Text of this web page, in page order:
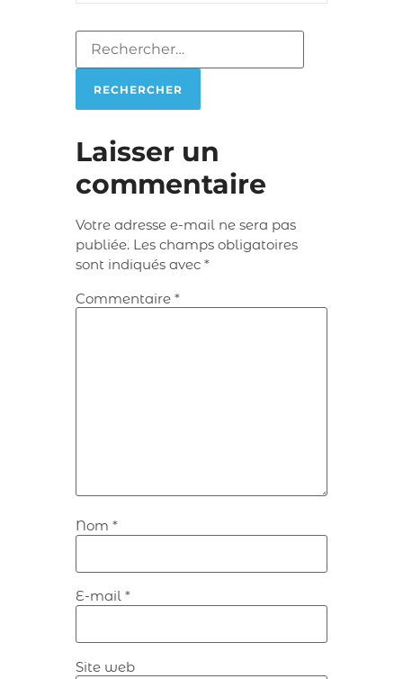
Laisser un
commentaire
Votre adresse e-mail ne sera pas
publiée. Les champs obligatoires
sont indiqués avec *
Commentaire *
Nom *
E-mail *
Site web